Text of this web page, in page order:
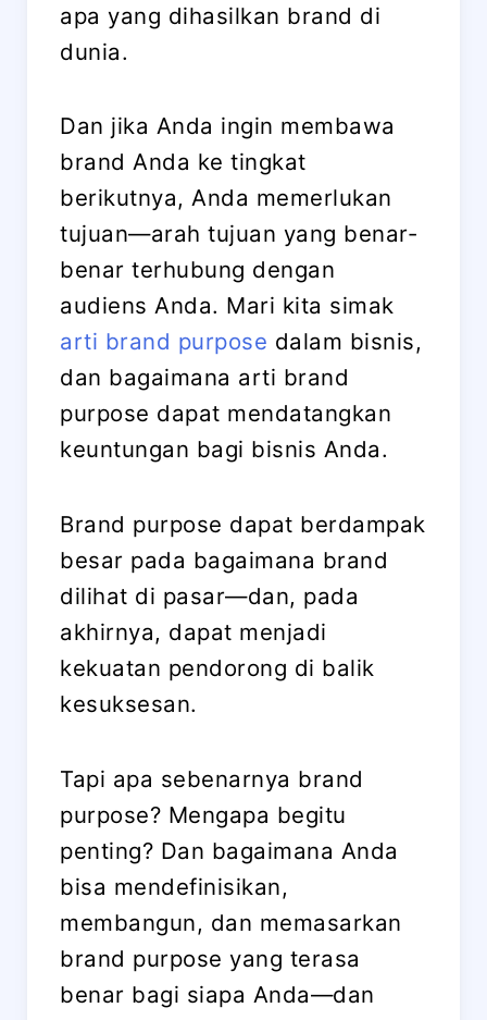
apa yang dihasilkan brand di
dunia.
Dan jika Anda ingin membawa
brand Anda ke tingkat
berikutnya, Anda memerlukan
tujuan—arah tujuan yang benar-
benar terhubung dengan
audiens Anda. Mari kita simak
arti brand purpose dalam bisnis,
dan bagaimana arti brand
purpose dapat mendatangkan
keuntungan bagi bisnis Anda.
Brand purpose dapat berdampak
besar pada bagaimana brand
dilihat di pasar—dan, pada
akhirnya, dapat menjadi
kekuatan pendorong di balik
kesuksesan.
Tapi apa sebenarnya brand
purpose? Mengapa begitu
penting? Dan bagaimana Anda
bisa mendefinisikan,
membangun, dan memasarkan
brand purpose yang terasa
benar bagi siapa Anda—dan